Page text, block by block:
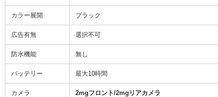
カラー展開 ブラック
広告有無 選択不可
防水機能 無し
バッテリー 最大10時間
カメラ 2mgフロント/2mgリアカメラ